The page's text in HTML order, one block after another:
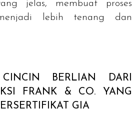
jelas, membuat proses
lebih tenang dan
CINCIN BERLIAN DARI
FRANK & CO. YANG
GIA